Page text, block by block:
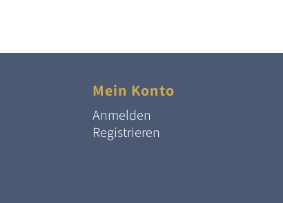
Mein Konto
Anmelden
Registrieren